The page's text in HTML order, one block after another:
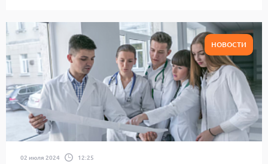
НОВОСТИ
02 июля 2024 12:25